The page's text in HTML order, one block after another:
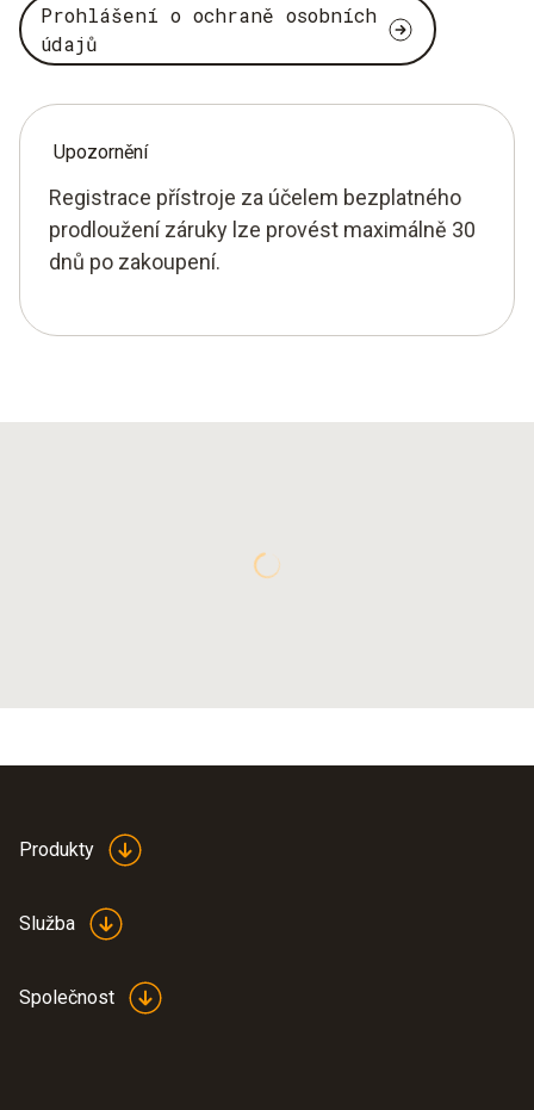
Prohlášení o ochraně osobních
údajů
Upozornění
Registrace přístroje za účelem bezplatného
prodloužení záruky lze provést maximálně 30
dnů po zakoupení.
Produkty
Služba
Společnost